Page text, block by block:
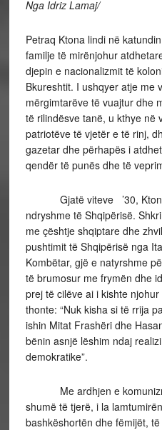
Nga Idriz Lamaj/
Petraq Ktona lindi në
familje të mirënjohur
djepin e nacionalizmit të
Bkureshtit. I ushqyer atje me
mërgimtarëve të vuajtur dhe
të rilindësve tanë, u kthye në
patriotëve të vjetër e të rinj,
gazetar dhe përhapës i
qendër të punës dhe të
Gjatë viteve ’30, Ktona
ndryshme të Shqipërisë.
me çështje shqiptare dhe
pushtimit të Shqipërisë nga
Kombëtar, gjë e natyrshme
të brumosur me frymën dhe
prej të cilëve ai i kishte
thonte: “Nuk kisha si të rrija
ishin Mitat Frashëri dhe
bënin asnjë lëshim ndaj
demokratike”.
Me ardhjen e
shumë të tjerë, i la
bashkëshortën dhe fëmijët,